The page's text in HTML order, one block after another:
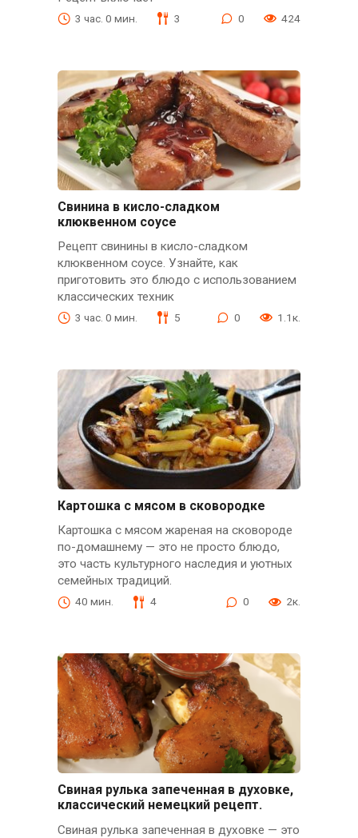
3 час. 0 мин. 3 0 424
Свинина в кисло-сладком
клюквенном соусе
Рецепт свинины в кисло-сладком
клюквенном соусе. Узнайте, как
приготовить это блюдо с использованием
классических техник
3 час. 0 мин. 5 0 1.1к.
Картошка с мясом в сковородке
Картошка с мясом жареная на сковороде
по-домашнему — это не просто блюдо,
это часть культурного наследия и уютных
семейных традиций.
40 мин. 4 0 2к.
Свиная рулька запеченная в духовке,
классический немецкий рецепт.
Свиная рулька запеченная в духовке — это